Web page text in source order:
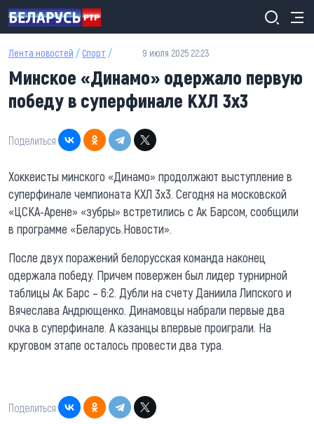
Перейти к основному содержанию
Лента новостей / Спорт / 9 июля 2025 22:23
Минское «Динамо» одержало первую
победу в суперфинале КХЛ 3х3
Поделиться:
Хоккеисты минского «Динамо» продолжают выступление в
суперфинале чемпионата КХЛ 3х3. Сегодня на московской
«ЦСКА-Арене» «зубры» встретились с Ак Барсом, сообщили
в программе «Беларусь.Новости».
После двух поражений белорусская команда наконец
одержала победу. Причем повержен был лидер турнирной
таблицы Ак Барс – 6:2. Дубли на счету Даниила Липского и
Вячеслава Андрющенко. Динамовцы набрали первые два
очка в суперфинале. А казанцы впервые проиграли. На
круговом этапе осталось провести два тура.
Поделиться: